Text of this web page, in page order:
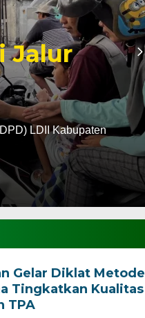
LDII
(LDII) Kabupaten
Gelar Diklat Metode
Tingkatkan Kualitas
TPA